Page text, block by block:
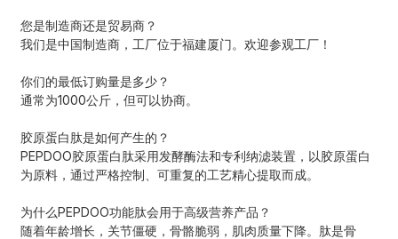
您是制造商还是贸易商？
我们是中国制造商，工厂位于福建厦门。欢迎参观工厂！
你们的最低订购量是多少？
通常为1000公斤，但可以协商。
胶原蛋白肽是如何产生的？
PEPDOO胶原蛋白肽采用发酵酶法和专利纳滤装置，以胶原蛋白
为原料，通过严格控制、可重复的工艺精心提取而成。
为什么PEPDOO功能肽会用于高级营养产品？
随着年龄增长，关节僵硬，骨骼脆弱，肌肉质量下降。肽是骨